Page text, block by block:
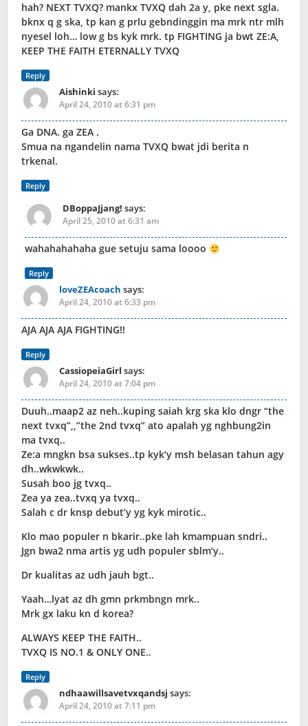
hah? NEXT TVXQ? mankx TVXQ dah 2a y, pke next sgla.
bknx q g ska, tp kan g prlu gebndinggin ma mrk ntr mlh
nyesel loh… low g bs kyk mrk. tp FIGHTING ja bwt ZE:A,
KEEP THE FAITH ETERNALLY TVXQ
Reply
Aishinki says:
April 24, 2010 at 6:31 pm
Ga DNA. ga ZEA .
Smua na ngandelin nama TVXQ bwat jdi berita n
trkenal.
Reply
DBoppaJjang! says:
April 25, 2010 at 6:31 am
wahahahahaha gue setuju sama loooo
Reply
loveZEAcoach says:
April 24, 2010 at 6:33 pm
AJA AJA AJA FIGHTING!!
Reply
CassiopeiaGirl says:
April 24, 2010 at 7:04 pm
Duuh..maap2 az neh..kuping saiah krg ska klo dngr “the
next tvxq”,,”the 2nd tvxq” ato apalah yg nghbung2in
ma tvxq..
Ze:a mngkn bsa sukses..tp kyk’y msh belasan tahun agy
dh..wkwkwk..
Susah boo jg tvxq..
Zea ya zea..tvxq ya tvxq..
Salah c dr knsp debut’y yg kyk mirotic..
Klo mao populer n bkarir..pke lah kmampuan sndri..
Jgn bwa2 nma artis yg udh populer sblm’y..
Dr kualitas az udh jauh bgt..
Yaah…lyat az dh gmn prkmbngn mrk..
Mrk gx laku kn d korea?
ALWAYS KEEP THE FAITH..
TVXQ IS NO.1 & ONLY ONE..
Reply
ndhaawillsavetvxqandsj says:
April 24, 2010 at 7:11 pm